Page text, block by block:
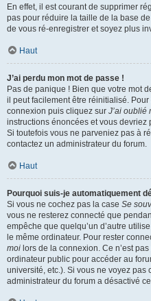
En effet, il est courant de supprimer
pas pour réduire la taille de la base
de vous ré-enregistrer et soyez plus
Haut
J’ai perdu mon mot de passe !
Pas de panique ! Bien que votre mot
il peut facilement être réinitialisé.
connexion puis cliquez sur J’ai oublié
instructions énoncées et vous
Si toutefois vous ne parveniez pas à
contactez un administrateur du forum.
Haut
Pourquoi suis-je automatiquement
Si vous ne cochez pas la case Se
vous ne resterez connecté que
empêche que quelqu’un d’autre
le même ordinateur. Pour rester
moi lors de la connexion. Ce n’est
ordinateur public pour accéder au
université, etc.). Si vous ne voyez pas
administrateur du forum a désactivé